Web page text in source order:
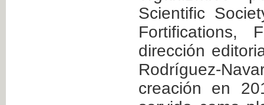
Scientific
Fortifications,
dirección
Rodríguez-
creación en